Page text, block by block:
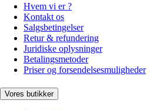
Hvem vi er ?
Kontakt os
Salgsbetingelser
Retur & refundering
Juridiske oplysninger
Betalingsmetoder
Priser og forsendelsesmuligheder
Vores butikker